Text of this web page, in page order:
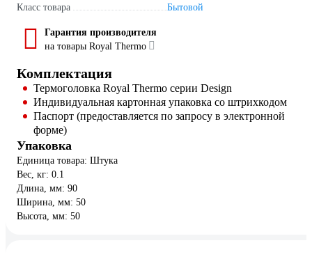
Класс товара
Бытовой
Гарантия производителя
на товары Royal Thermo
Комплектация
Термоголовка Royal Thermo серии Design
Индивидуальная картонная упаковка со штрихкодом
Паспорт (предоставляется по запросу в электронной
форме)
Упаковка
Единица товара: Штука
Вес, кг: 0.1
Длина, мм: 90
Ширина, мм: 50
Высота, мм: 50